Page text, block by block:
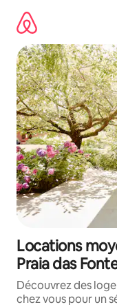
directement
contenu
Locations
Praia das
Découvrez des
chez vous pour un